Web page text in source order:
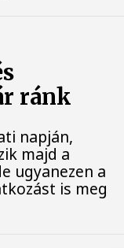
ránk
napján,
majd a
ugyanezen a
is meg